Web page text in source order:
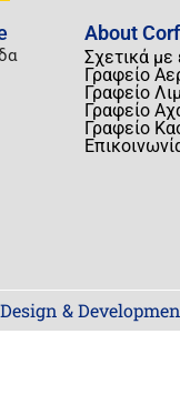
About
Σχετικά με
Γραφείο
Γραφείο
Γραφείο
Γραφείο
&